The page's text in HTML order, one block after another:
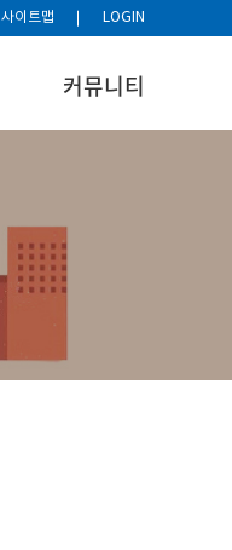
사이트맵 LOGIN
커뮤니티